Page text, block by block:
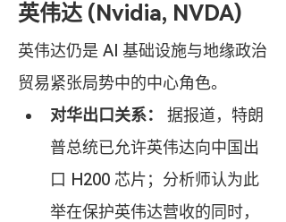
英伟达 (Nvidia, NVDA)
英伟达仍是 AI 基础设施与地缘政治
贸易紧张局势中的中心角色。
对华出口关系：
据报道，特朗
普总统已允许英伟达向中国出
口 H200 芯片；分析师认为此
举在保护英伟达营收的同时，